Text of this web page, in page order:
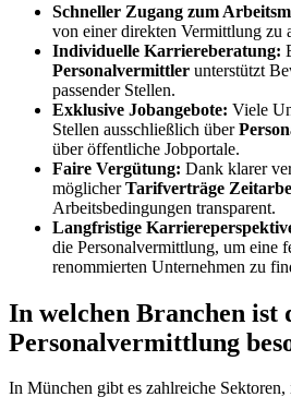
Schneller Zugang zum
von einer direkten Vermittlung zu
Individuelle Karriereberatung:
Personalvermittler unterstützt
passender Stellen.
Exklusive Jobangebote: Viele
Stellen ausschließlich über
über öffentliche Jobportale.
Faire Vergütung: Dank klarer
möglicherTarifverträge
Arbeitsbedingungen transparent.
Langfristige
die Personalvermittlung, um eine
renommierten Unternehmen zu
In welchen Branchen ist
Personalvermittlung
In München gibt es zahlreiche Sektoren,